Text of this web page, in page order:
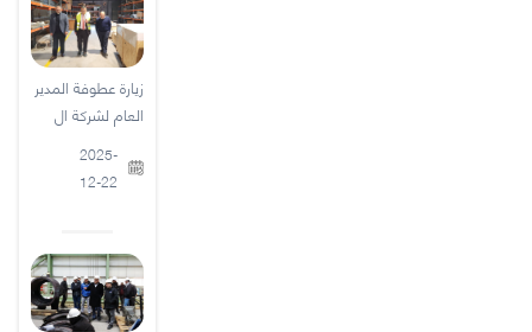
زيارة عطوفة المدير
العام لشركة ال
2025-
12-22